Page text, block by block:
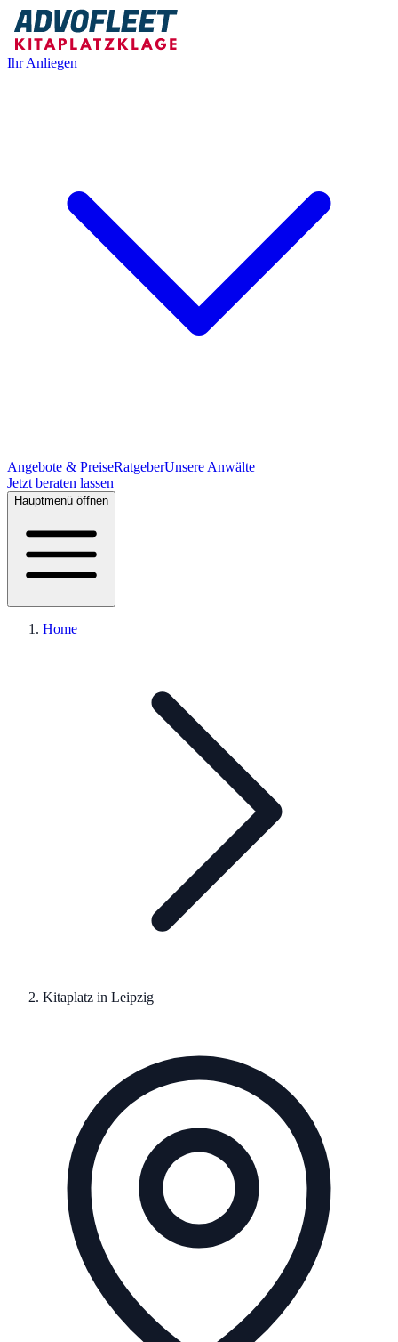
Ihr Anliegen
Angebote & PreiseRatgeberUnsere Anwälte
Jetzt beraten lassen
Hauptmenü öffnen
Home
Kitaplatz in Leipzig